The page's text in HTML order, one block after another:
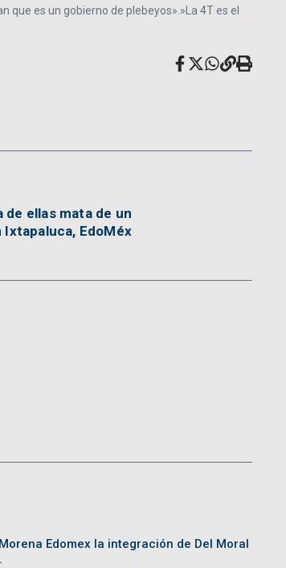
es un gobierno de plebeyos».»La 4T es el
de ellas mata de un
EdoMéx
Edomex la integración de Del Moral